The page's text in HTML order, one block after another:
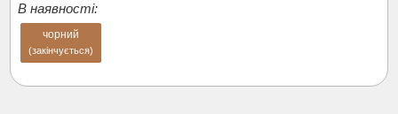
В наявності:
чорний
(закінчується)